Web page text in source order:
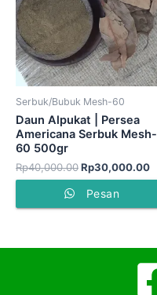
Serbuk/Bubuk Mesh-60
Daun Alpukat | Persea
Americana Serbuk Mesh-
60 500gr
Rp40,000.00Rp30,000.00
Pesan